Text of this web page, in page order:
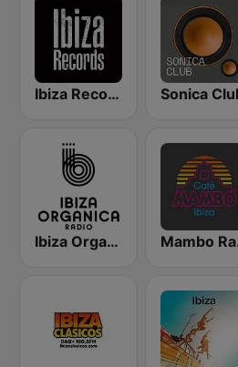
Ibiza Records Sonica
Ibiza Organica Radio